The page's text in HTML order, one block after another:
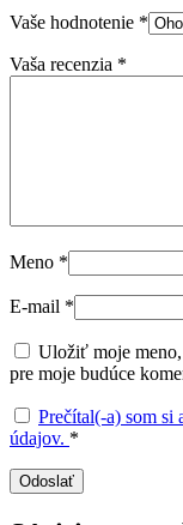
Vaše hodnotenie *
Vaša recenzia *
Meno *
E-mail *
Uložiť moje
pre moje budúce
Prečítal(-a) som si
údajov. *